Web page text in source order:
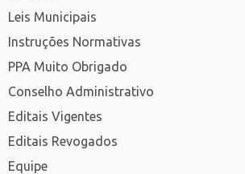
Leis Municipais
Instruções Normativas
PPA Muito Obrigado
Conselho Administrativo
Editais Vigentes
Editais Revogados
Equipe